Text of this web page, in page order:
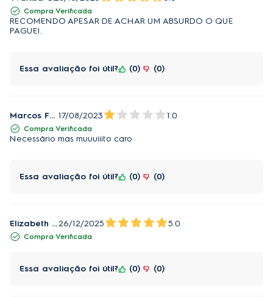
Compra Verificada
RECOMENDO APESAR DE ACHAR UM ABSURDO O QUE
PAGUEI.
Essa avaliação foi útil? 0 0
Marcos Fonseca 17/08/2023 1.0
Compra Verificada
Necessário mas muuuiiito caro
Essa avaliação foi útil? 0 0
Elizabeth K.26/12/2025 5.0
Compra Verificada
Essa avaliação foi útil? 0 0